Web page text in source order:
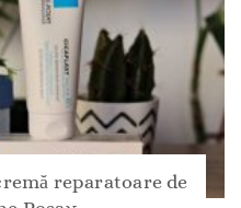
reparatoare de